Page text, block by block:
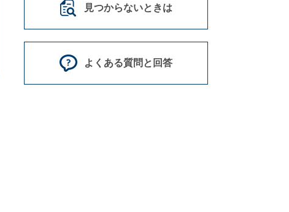
見つからないときは
よくある質問と回答